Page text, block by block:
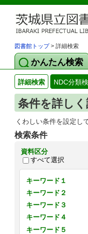
図書館トップ> 詳細検索
かんたん検索
詳細検索 NDC分類
条件を詳し
くわしい条件を設定し
検索条件
資料区分
すべて選択
キーワード１
キーワード２
キーワード３
キーワード４
キーワード５